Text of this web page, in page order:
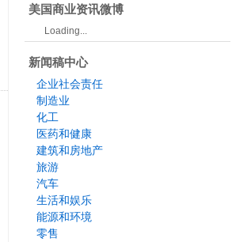
美国商业资讯微博
Loading...
新闻稿中心
企业社会责任
制造业
化工
医药和健康
建筑和房地产
旅游
汽车
生活和娱乐
能源和环境
零售